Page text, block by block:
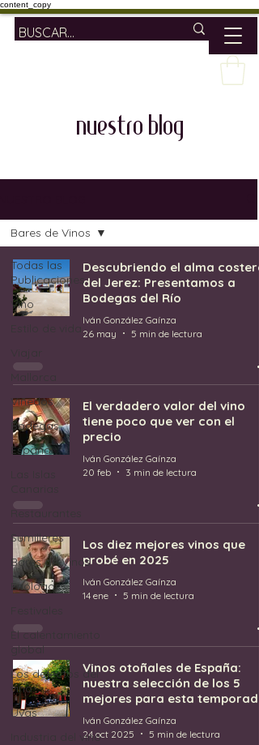
content_copy
nuestro blog
Todas las
Publicaciones
Vino
Viñedos
Bodegas
España
Restaurantes
Sumilleres
Bares de Vinos
Enólogos
El calentamiento
global
Los defectos del
vino
Uvas
Industria del vino
Bares de Vinos
Descubriendo el alma costera
del Jerez: Presentamos a
Bodegas del Río
Iván González Gaínza
26 may
5 min de lectura
El verdadero valor del vino
tiene poco que ver con el
precio
Iván González Gaínza
20 feb
3 min de lectura
Los diez mejores vinos que
probé en 2025
Iván González Gaínza
14 ene
5 min de lectura
Vinos otoñales de España:
nuestra selección de los 5
mejores para esta temporada
Iván González Gaínza
24 oct 2025
5 min de lectura